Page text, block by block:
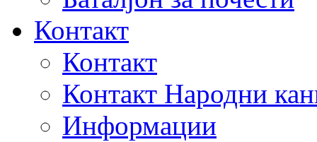
Контакт
Контакт
Контакт Народни
Информации